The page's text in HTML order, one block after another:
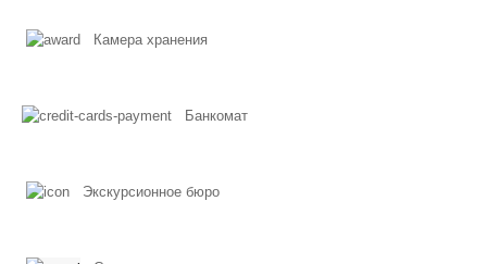
Камера хранения
Банкомат
Экскурсионное бюро